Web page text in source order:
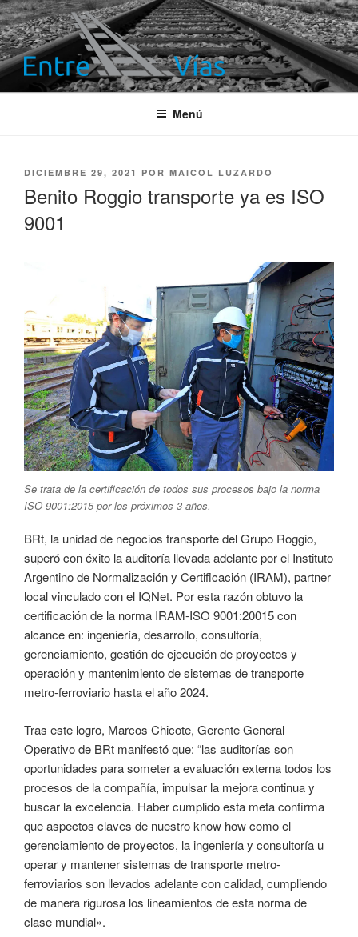
Saltar
al
contenido
ENTRE VÍAS
Información ferroviaria
Menú
PUBLICADO
EL
DICIEMBRE 29, 2021 POR MAICOL LUZARDO
Benito Roggio transporte ya es ISO
9001
Se trata de la certificación de todos sus procesos bajo la norma
ISO 9001:2015 por los próximos 3 años.
BRt, la unidad de negocios transporte del Grupo Roggio,
superó con éxito la auditoría llevada adelante por el Instituto
Argentino de Normalización y Certificación (IRAM), partner
local vinculado con el IQNet. Por esta razón obtuvo la
certificación de la norma IRAM-ISO 9001:20015 con
alcance en: ingeniería, desarrollo, consultoría,
gerenciamiento, gestión de ejecución de proyectos y
operación y mantenimiento de sistemas de transporte
metro-ferroviario hasta el año 2024.
Tras este logro, Marcos Chicote, Gerente General
Operativo de BRt manifestó que: “las auditorías son
oportunidades para someter a evaluación externa todos los
procesos de la compañía, impulsar la mejora continua y
buscar la excelencia. Haber cumplido esta meta confirma
que aspectos claves de nuestro know how como el
gerenciamiento de proyectos, la ingeniería y consultoría u
operar y mantener sistemas de transporte metro-
ferroviarios son llevados adelante con calidad, cumpliendo
de manera rigurosa los lineamientos de esta norma de
clase mundial».